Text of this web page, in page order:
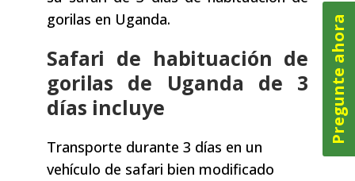
gorilas en Uganda.
Safari de habituación de
gorilas de Uganda de 3
días incluye
Transporte durante 3 días en un
vehículo de safari bien modificado
Pregunte ahora